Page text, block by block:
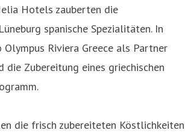
Hotels zauberten die
spanische Spezialitäten. In
Olympus Riviera Greece als Partner
Zubereitung eines griechischen
die frisch zubereiteten Köstlichkeiten